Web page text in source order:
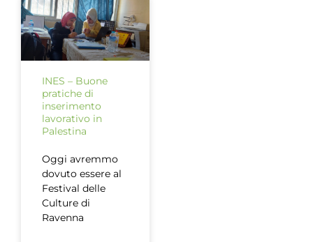
INES – Buone
pratiche di
inserimento
lavorativo in
Palestina
Oggi avremmo
dovuto essere al
Festival delle
Culture di
Ravenna